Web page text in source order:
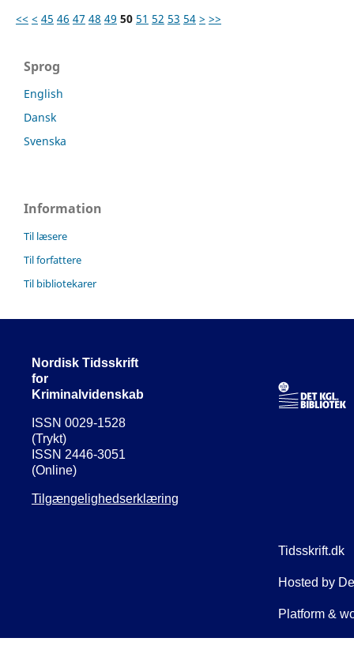
<< < 45 46 47 48 49 50 51 52 53 54 > >>
Sprog
English
Dansk
Svenska
Information
Til læsere
Til forfattere
Til bibliotekarer
Nordisk Tidsskrift
for
Kriminalvidenskab
ISSN 0029-1528
(Trykt)
ISSN 2446-3051
(Online)
Tilgængelighedserklæring